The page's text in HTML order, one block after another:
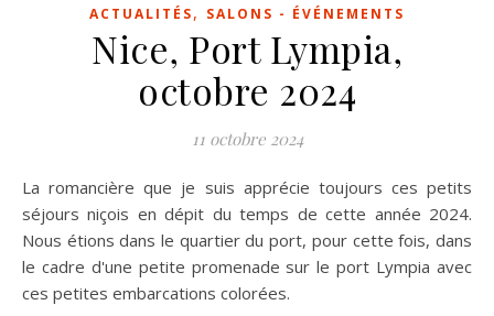
ACTUALITÉS, SALONS - ÉVÉNEMENTS
Nice, Port Lympia,
octobre 2024
11 octobre 2024
La romancière que je suis apprécie toujours ces petits
séjours niçois en dépit du temps de cette année 2024.
Nous étions dans le quartier du port, pour cette fois, dans
le cadre d'une petite promenade sur le port Lympia avec
ces petites embarcations colorées.